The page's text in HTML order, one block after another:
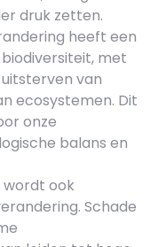
druk zetten.
heeft een
met
van
ecosystemen. Dit
onze
balans en
wordt ook
Schade